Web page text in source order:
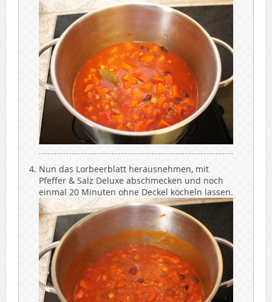
Nun das Lorbeerblatt herausnehmen, mit
Pfeffer & Salz Deluxe abschmecken und noch
einmal 20 Minuten ohne Deckel köcheln lassen.